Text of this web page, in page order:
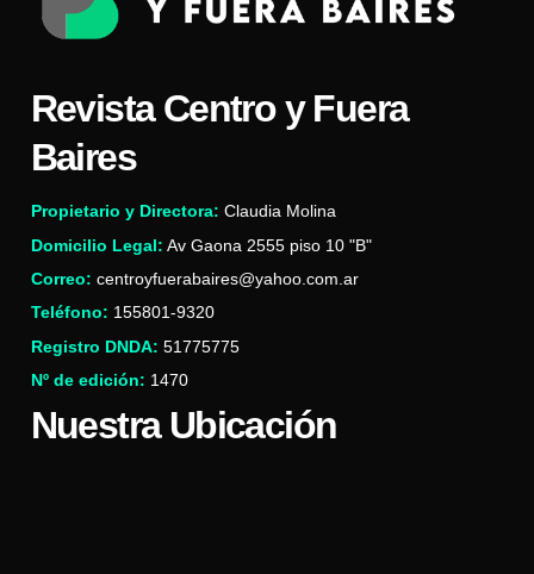
Revista Centro y Fuera
Baires
Propietario y Directora: Claudia Molina
Domicilio Legal: Av Gaona 2555 piso 10 "B"
Correo: centroyfuerabaires@yahoo.com.ar
Teléfono: 155801-9320
Registro DNDA: 51775775
Nº de edición: 1470
Nuestra Ubicación